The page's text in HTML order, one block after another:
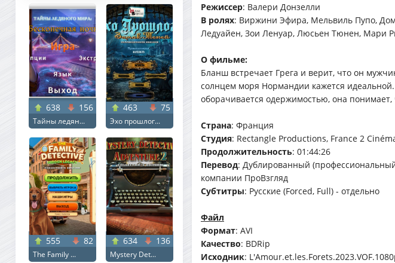
638 156
Тайны ледян...
463 75
Эхо прошлог...
555 82
The Family ...
634 136
Mystery Det...
Режиссер: Валери Донзелли
В ролях: Виржини Эфира, Мельвиль Пупо,
Ледуайен, Зои Ленуар, Люсьен Тюнен, Мари
О фильме:
Бланш встречает Грега и верит, что он
солнцем моря Нормандии кажется
оборачивается одержимостью, она понимает,
Страна: Франция
Студия: Rectangle Productions, France 2
Продолжительность: 01:44:26
Перевод: Дублированный
компании ПроВзгляд
Субтитры: Русские (Forced, Full) - отдельно
Файл
Формат: AVI
Качество: BDRip
Исходник: